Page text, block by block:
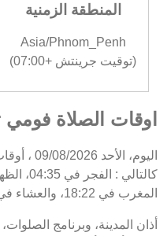
المنطقة الزمنية
Asia/Phnom_Penh
(توقيت جرينتش +07:00)
اوقات الصلاة فومي
اليوم،
المغرب في 18:22، والعشاء في 19:32.
أذان المدينة، وبرنامج